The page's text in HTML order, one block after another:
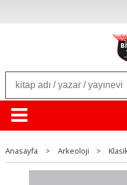
Anasayfa > Arkeoloji >